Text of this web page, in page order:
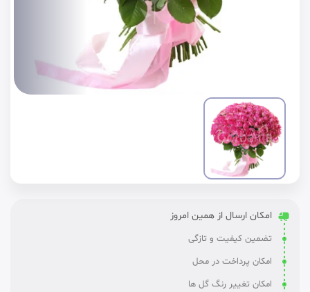
امکان ارسال از همین امروز
تضمین کیفیت و تازگی
امکان پرداخت در محل
امکان تغییر رنگ گل ها